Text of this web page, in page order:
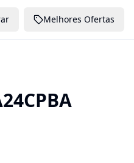
Melhores Ofertas